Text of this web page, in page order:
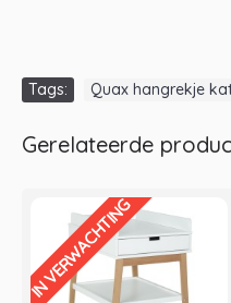
Tags: Quax hangrekje
Gerelateerde
IN VERWACHTING